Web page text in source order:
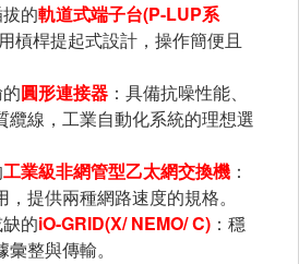
的軌道式端子台(P-LUP系
槓桿提起式設計，操作簡便且
圓形連接器 ：具備抗噪性能、
纜線，工業自動化系統的理想選
工業級非網管型乙太網交換機 ：
提供兩種網路速度的規格。
的iO-GRID(X/ NEMO/ C) ：穩
整與傳輸。